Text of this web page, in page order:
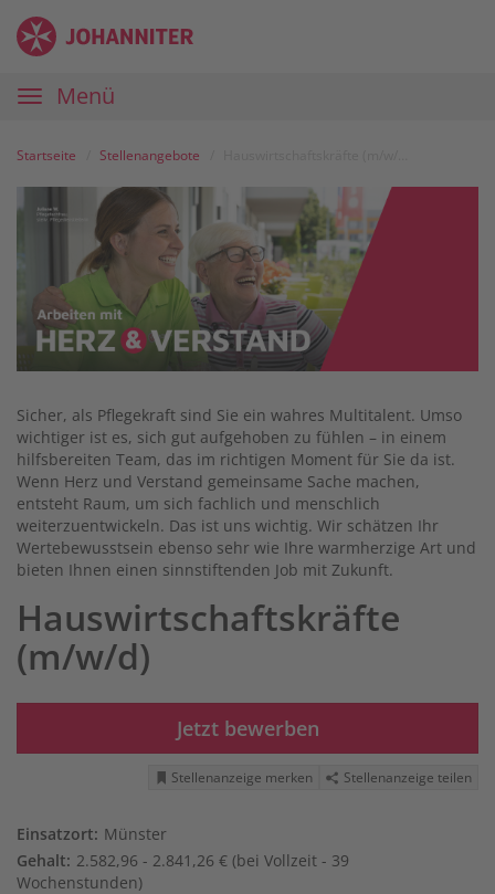
Zum
Inhalt
Anmelden
Zur
Navigation
Zur
Startseite
Karriereportal
Johanniter
Hauptnavigation
Menü
Startseite Stellenangebote
Sicher, als Pflegekraft sind Sie ein wahres Multitalent. Umso
wichtiger ist es, sich gut aufgehoben zu fühlen – in einem
hilfsbereiten Team, das im richtigen Moment für Sie da ist.
Wenn Herz und Verstand gemeinsame Sache machen,
entsteht Raum, um sich fachlich und menschlich
weiterzuentwickeln. Das ist uns wichtig. Wir schätzen Ihr
Wertebewusstsein ebenso sehr wie Ihre warmherzige Art und
bieten Ihnen einen sinnstiftenden Job mit Zukunft.
Hauswirtschaftskräfte
(m/w/d)
Jetzt bewerben
Stellenanzeige merken Stellenanzeige teilen
Einsatzort: Münster
Gehalt: 2.582,96 - 2.841,26 € (bei Vollzeit - 39
Wochenstunden)